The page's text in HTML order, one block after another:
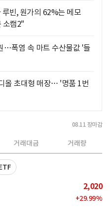
빈, 원가의 62%는 메모
소캠2"
…폭염 속 마트 수산물값 '들
올 초대형 매장… '명품 1번
08.11 장마감
거래대금 거래량
2,020
+29.99%